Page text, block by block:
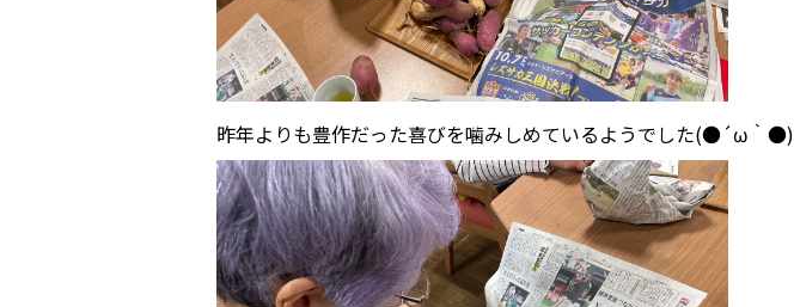
昨年よりも豊作だった喜びを噛みしめているようでした(●´ω｀●)